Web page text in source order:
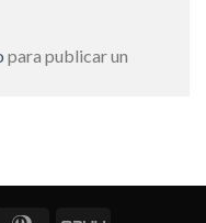
para publicar un